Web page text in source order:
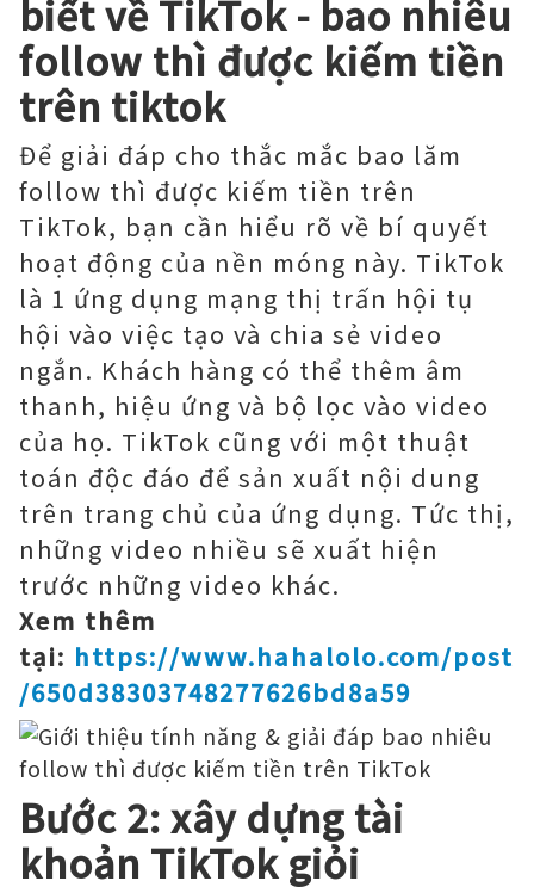
biết về TikTok - bao nhiêu
follow thì được kiếm tiền
trên tiktok
Để giải đáp cho thắc mắc bao lăm
follow thì được kiếm tiền trên
TikTok, bạn cần hiểu rõ về bí quyết
hoạt động của nền móng này. TikTok
là 1 ứng dụng mạng thị trấn hội tụ
hội vào việc tạo và chia sẻ video
ngắn. Khách hàng có thể thêm âm
thanh, hiệu ứng và bộ lọc vào video
của họ. TikTok cũng với một thuật
toán độc đáo để sản xuất nội dung
trên trang chủ của ứng dụng. Tức thị,
những video nhiều sẽ xuất hiện
trước những video khác.
Xem thêm
tại: https://www.hahalolo.com/post
/650d38303748277626bd8a59
Bước 2: xây dựng tài
khoản TikTok giỏi